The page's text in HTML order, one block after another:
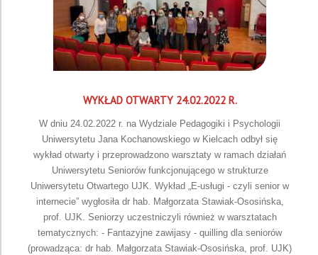
WYKŁAD OTWARTY 24.02.2022 R.
W dniu 24.02.2022 r. na Wydziale Pedagogiki i Psychologii
Uniwersytetu Jana Kochanowskiego w Kielcach odbył się
wykład otwarty i przeprowadzono warsztaty w ramach działań
Uniwersytetu Seniorów funkcjonującego w strukturze
Uniwersytetu Otwartego UJK. Wykład „E-usługi - czyli senior w
internecie” wygłosiła dr hab. Małgorzata Stawiak-Ososińska,
prof. UJK. Seniorzy uczestniczyli również w warsztatach
tematycznych: - Fantazyjne zawijasy - quilling dla seniorów
(prowadząca: dr hab. Małgorzata Stawiak-Ososińska, prof. UJK)